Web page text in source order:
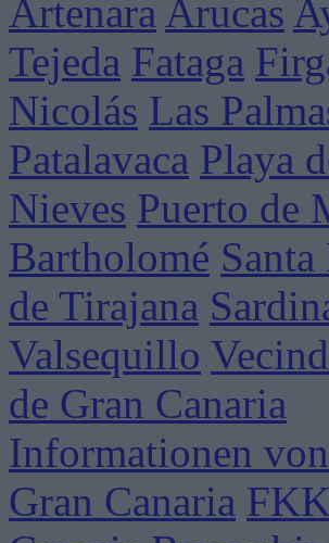
Artenara Arucas
Tejeda Fataga
Nicolás Las
Patalavaca Playa
Nieves Puerto de
Bartholomé
de Tirajana
Valsequillo
de Gran Canaria
Informationen
Gran Canaria